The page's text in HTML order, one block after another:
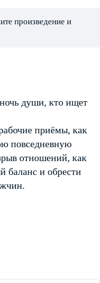
произведение и
души, кто ищет
приёмы, как
повседневную
отношений, как
баланс и обрести